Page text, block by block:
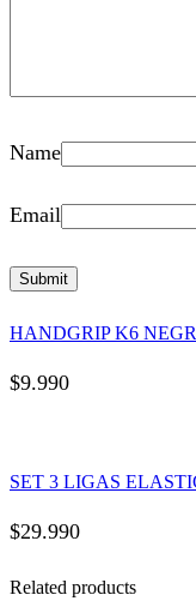
Name
Email
HANDGRIP K6
$9.990
SET 3 LIGAS
$29.990
Related products